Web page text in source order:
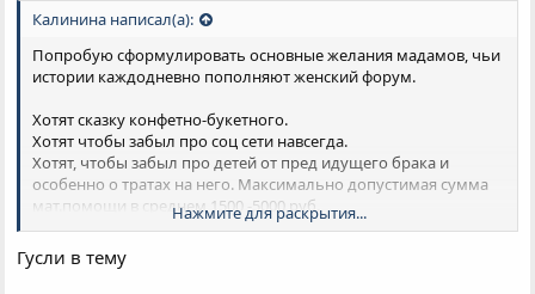
Калинина написал(а):
Попробую сформулировать основные желания мадамов, чьи
истории каждодневно пополняют женский форум.
Хотят сказку конфетно-букетного.
Хотят чтобы забыл про соц сети навсегда.
Хотят, чтобы забыл про детей от пред идущего брака и
особенно о тратах на него. Максимально допустимая сумма
мат.помощи в среднем 1500 -5000 руб.
Хотят совместную квартиру в ипотеку.
смотрел в сторону других.
Нажмите для раскрытия...
Гусли в тему